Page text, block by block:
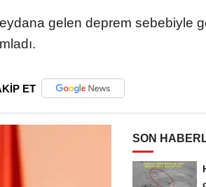
gelen deprem sebebiyle
ET
SON